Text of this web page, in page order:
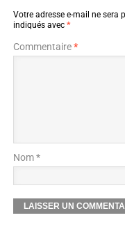
Votre adresse e-mail ne sera
indiqués avec *
Commentaire*
Nom *